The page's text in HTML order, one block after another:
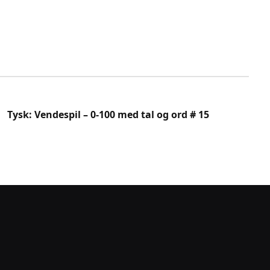
Tysk: Vendespil – 0-100 med tal og ord # 15